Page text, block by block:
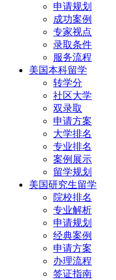
申请规划
成功案例
专家视点
录取条件
服务流程
美国本科留学
转学分
社区大学
双录取
申请方案
大学排名
专业排名
案例展示
留学规划
美国研究生留学
院校排名
专业解析
申请规划
经典案例
申请方案
办理流程
签证指南